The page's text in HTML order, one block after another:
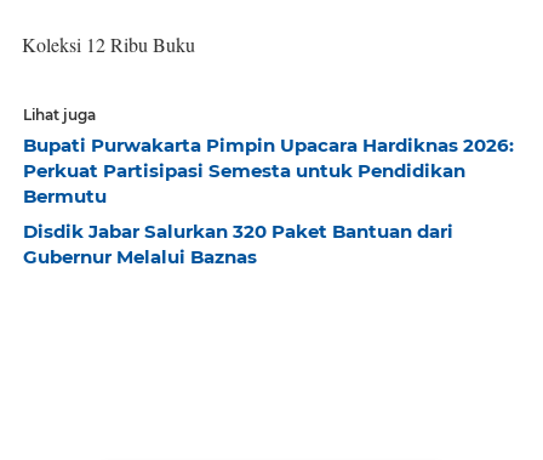
Koleksi 12 Ribu Buku
Lihat juga
Bupati Purwakarta Pimpin Upacara Hardiknas 2026:
Perkuat Partisipasi Semesta untuk Pendidikan
Bermutu
Disdik Jabar Salurkan 320 Paket Bantuan dari
Gubernur Melalui Baznas